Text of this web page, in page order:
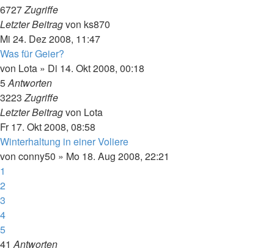
6727Zugriffe
Letzter Beitragvon ks870
Mi 24. Dez 2008, 11:47
Was für Geier?
von Lota » Di 14. Okt 2008, 00:18
5Antworten
3223Zugriffe
Letzter Beitragvon Lota
Fr 17. Okt 2008, 08:58
Winterhaltung in einer Voliere
von conny50 » Mo 18. Aug 2008, 22:21
1
2
3
4
5
41Antworten